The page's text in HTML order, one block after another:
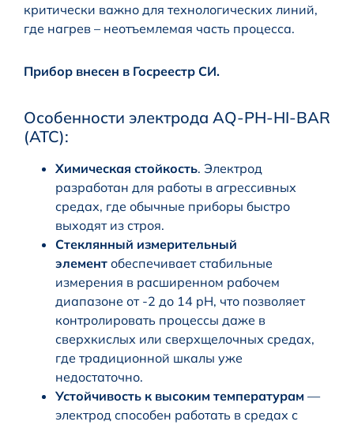
критически важно для технологических линий,
где нагрев – неотъемлемая часть процесса.
Прибор внесен в Госреестр СИ.
Особенности электрода AQ-PH-HI-BAR
(ATC):
Химическая стойкость. Электрод
разработан для работы в агрессивных
средах, где обычные приборы быстро
выходят из строя.
Стеклянный измерительный
элемент обеспечивает стабильные
измерения в расширенном рабочем
диапазоне от -2 до 14 pH, что позволяет
контролировать процессы даже в
сверхкислых или сверхщелочных средах,
где традиционной шкалы уже
недостаточно.
Устойчивость к высоким температурам —
электрод способен работать в средах с